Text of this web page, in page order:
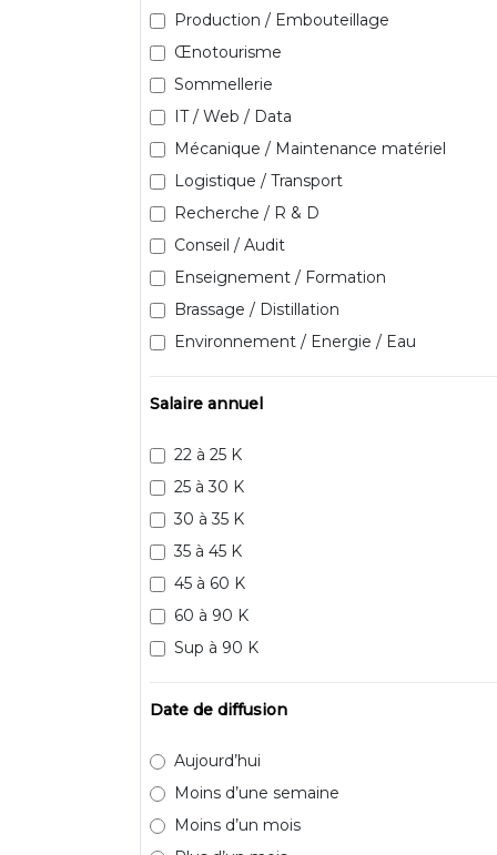
Production / Embouteillage
Œnotourisme
Sommellerie
IT / Web / Data
Mécanique / Maintenance matériel
Logistique / Transport
Recherche / R & D
Conseil / Audit
Enseignement / Formation
Brassage / Distillation
Environnement / Energie / Eau
Salaire annuel
22 à 25 K
25 à 30 K
30 à 35 K
35 à 45 K
45 à 60 K
60 à 90 K
Sup à 90 K
Date de diffusion
Aujourd’hui
Moins d’une semaine
Moins d’un mois